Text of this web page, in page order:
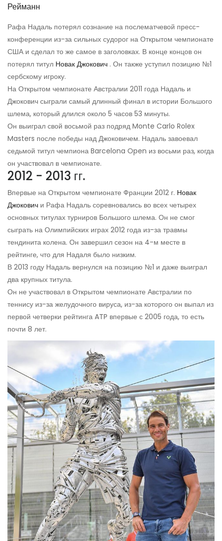
Рейманн
Рафа Надаль потерял сознание на послематчевой пресс-
конференции из-за сильных судорог на Открытом чемпионате
США и сделал то же самое в заголовках. В конце концов он
потерял титул Новак Джокович . Он также уступил позицию №1
сербскому игроку.
На Открытом чемпионате Австралии 2011 года Надаль и
Джокович сыграли самый длинный финал в истории Большого
шлема, который длился около 5 часов 53 минуты.
Он выиграл свой восьмой раз подряд Monte Carlo Rolex
Masters после победы над Джоковичем. Надаль завоевал
седьмой титул чемпиона Barcelona Open из восьми раз, когда
он участвовал в чемпионате.
2012 - 2013 гг.
Впервые на Открытом чемпионате Франции 2012 г. Новак
Джокович и Рафа Надаль соревновались во всех четырех
основных титулах турниров Большого шлема. Он не смог
сыграть на Олимпийских играх 2012 года из-за травмы
тендинита колена. Он завершил сезон на 4-м месте в
рейтинге, что для Надаля было низким.
В 2013 году Надаль вернулся на позицию №1 и даже выиграл
два крупных титула.
Он не участвовал в Открытом чемпионате Австралии по
теннису из-за желудочного вируса, из-за которого он выпал из
первой четверки рейтинга ATP впервые с 2005 года, то есть
почти 8 лет.